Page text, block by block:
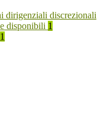
dirigenziali discrezionali
disponibili 1
1